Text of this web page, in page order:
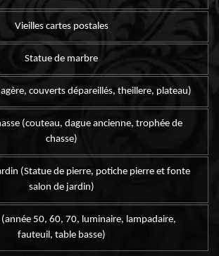
Vieilles cartes postales
Statue de marbre
couverts dépareillés, theillere, plateau)
(couteau, dague ancienne, trophée de
chasse)
(Statue de pierre, potiche pierre et fonte
salon de jardin)
(année 50, 60, 70, luminaire, lampadaire,
fauteuil, table basse)